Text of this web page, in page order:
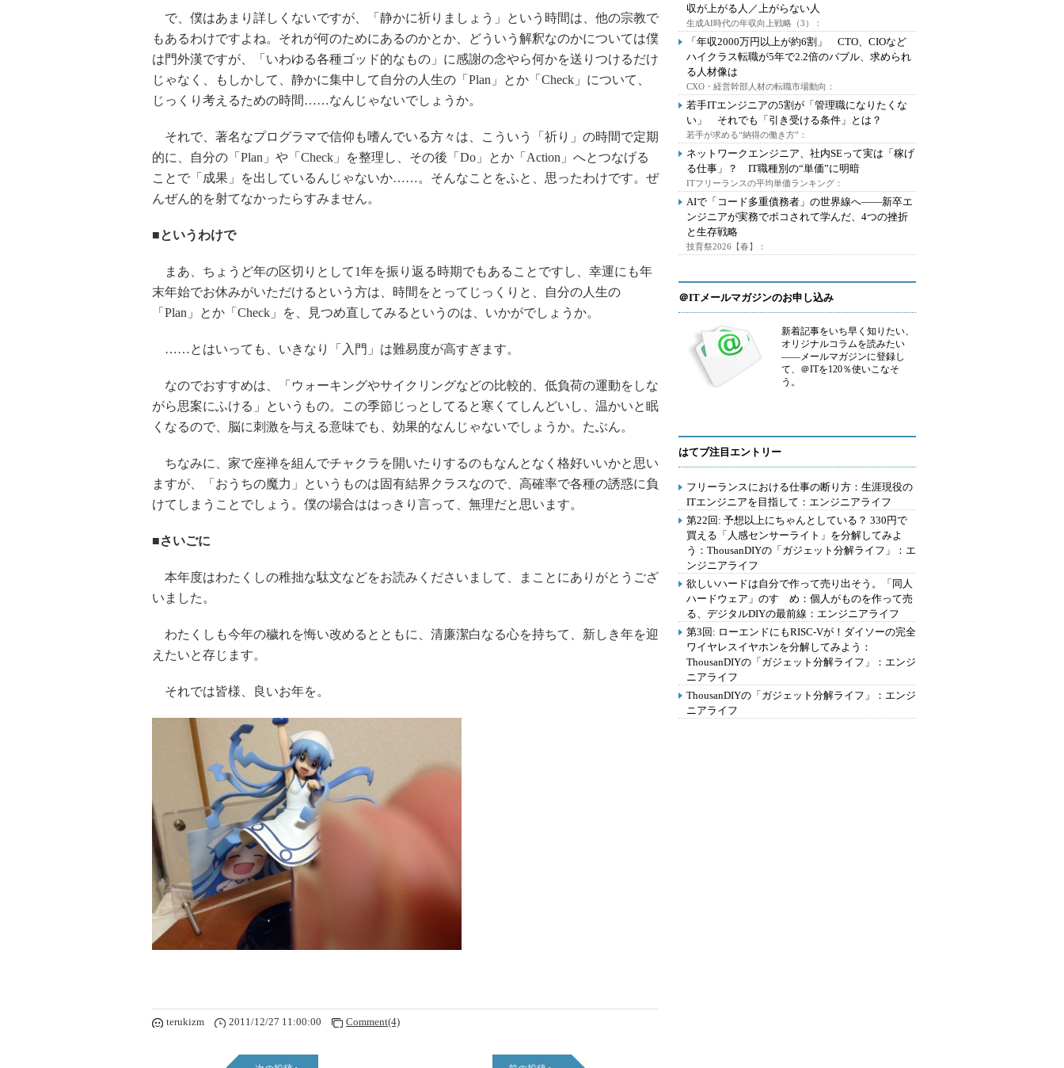
で、僕はあまり詳しくないですが、「静かに祈りましょう」という時間は、他の宗教で
もあるわけですよね。それが何のためにあるのかとか、どういう解釈なのかについては僕
は門外漢ですが、「いわゆる各種ゴッド的なもの」に感謝の念やら何かを送りつけるだけ
じゃなく、もしかして、静かに集中して自分の人生の「Plan」とか「Check」について、
じっくり考えるための時間……なんじゃないでしょうか。
それで、著名なプログラマで信仰も嗜んでいる方々は、こういう「祈り」の時間で定期
的に、自分の「Plan」や「Check」を整理し、その後「Do」とか「Action」へとつなげる
ことで「成果」を出しているんじゃないか……。そんなことをふと、思ったわけです。ぜ
んぜん的を射てなかったらすみません。
■というわけで
まあ、ちょうど年の区切りとして1年を振り返る時期でもあることですし、幸運にも年
末年始でお休みがいただけるという方は、時間をとってじっくりと、自分の人生の
「Plan」とか「Check」を、見つめ直してみるというのは、いかがでしょうか。
……とはいっても、いきなり「入門」は難易度が高すぎます。
なのでおすすめは、「ウォーキングやサイクリングなどの比較的、低負荷の運動をしな
がら思案にふける」というもの。この季節じっとしてると寒くてしんどいし、温かいと眠
くなるので、脳に刺激を与える意味でも、効果的なんじゃないでしょうか。たぶん。
ちなみに、家で座禅を組んでチャクラを開いたりするのもなんとなく格好いいかと思い
ますが、「おうちの魔力」というものは固有結界クラスなので、高確率で各種の誘惑に負
けてしまうことでしょう。僕の場合ははっきり言って、無理だと思います。
■さいごに
本年度はわたくしの稚拙な駄文などをお読みくださいまして、まことにありがとうござ
いました。
わたくしも今年の穢れを悔い改めるとともに、清廉潔白なる心を持ちて、新しき年を迎
えたいと存じます。
それでは皆様、良いお年を。
terukizm 2011/12/27 11:00:00 Comment(4)
収が上がる人／上がらない人
生成AI時代の年収向上戦略（3）：
「年収2000万円以上が約6割」 CTO、CIOなど
ハイクラス転職が5年で2.2倍のバブル、求められ
る人材像は
CXO・経営幹部人材の転職市場動向：
若手ITエンジニアの5割が「管理職になりたくな
い」 それでも「引き受ける条件」とは？
若手が求める“納得の働き方”：
ネットワークエンジニア、社内SEって実は「稼げ
る仕事」？ IT職種別の“単価”に明暗
ITフリーランスの平均単価ランキング：
AIで「コード多重債務者」の世界線へ――新卒エ
ンジニアが実務でボコされて学んだ、4つの挫折
と生存戦略
技育祭2026【春】：
＠ITメールマガジンのお申し込み
新着記事をいち早く知りたい、
オリジナルコラムを読みたい
――メールマガジンに登録し
て、＠ITを120％使いこなそ
う。
はてブ注目エントリー
フリーランスにおける仕事の断り方：生涯現役の
ITエンジニアを目指して：エンジニアライフ
第22回: 予想以上にちゃんとしている？ 330円で
買える「人感センサーライト」を分解してみよ
う：ThousanDIYの「ガジェット分解ライフ」：エ
ンジニアライフ
欲しいハードは自分で作って売り出そう。「同人
ハードウェア」のすゝめ：個人がものを作って売
る、デジタルDIYの最前線：エンジニアライフ
第3回: ローエンドにもRISC-Vが！ダイソーの完全
ワイヤレスイヤホンを分解してみよう：
ThousanDIYの「ガジェット分解ライフ」：エンジ
ニアライフ
ThousanDIYの「ガジェット分解ライフ」：エンジ
ニアライフ